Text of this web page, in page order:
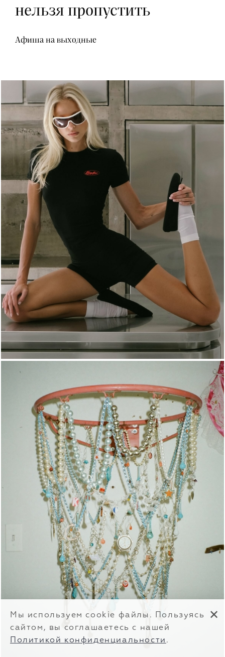
нельзя пропустить
Афиша на выходные
Мы используем cookie файлы. Пользуясь
сайтом, вы соглашаетесь с нашей
Политикой конфиденциальности .
✕